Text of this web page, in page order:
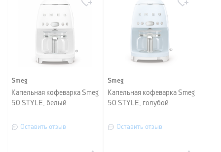
Smeg
Капельная кофеварка Smeg
50 STYLE, белый
Оставить отзыв
Smeg
Капельная кофеварка Smeg
50 STYLE, голубой
Оставить отзыв